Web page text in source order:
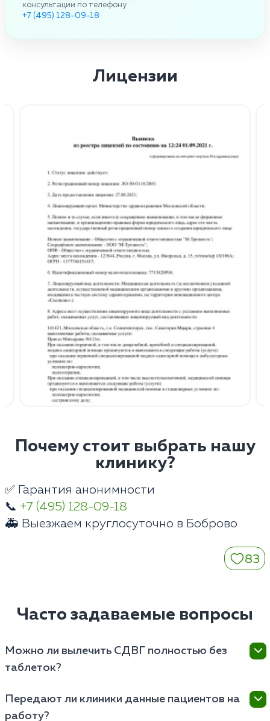
консультации по телефону
+7 (495) 128-09-18
Лицензии
Почему стоит выбрать нашу
клинику?
✅ Гарантия анонимности
📞 +7 (495) 128-09-18
🚑 Выезжаем круглосуточно в Боброво
83
Часто задаваемые вопросы
Можно ли вылечить СДВГ полностью без
таблеток?
связанную с нехваткой дофамина. При выраженных
симптомах психотерапия без медикаментов дает
Передают ли клиники данные пациентов на
работу?